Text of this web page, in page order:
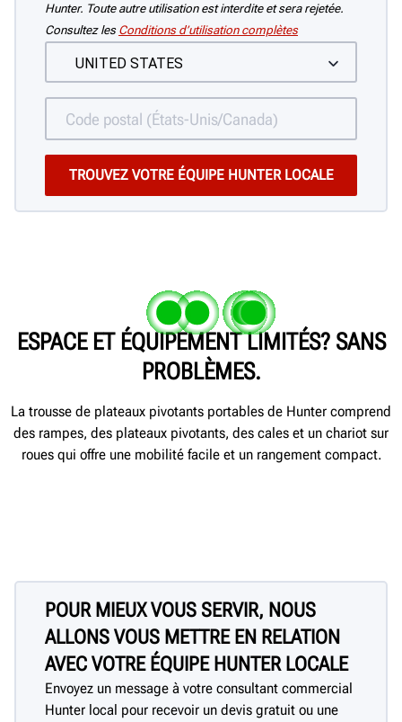
Hunter. Toute autre utilisation est interdite et sera rejetée.
Consultez les Conditions d’utilisation complètes
ESPACE ET ÉQUIPEMENT LIMITÉS? SANS
PROBLÈMES.
La trousse de plateaux pivotants portables de Hunter comprend
des rampes, des plateaux pivotants, des cales et un chariot sur
roues qui offre une mobilité facile et un rangement compact.
POUR MIEUX VOUS SERVIR, NOUS
ALLONS VOUS METTRE EN RELATION
AVEC VOTRE ÉQUIPE HUNTER LOCALE
Envoyez un message à votre consultant commercial
Hunter local pour recevoir un devis gratuit ou une